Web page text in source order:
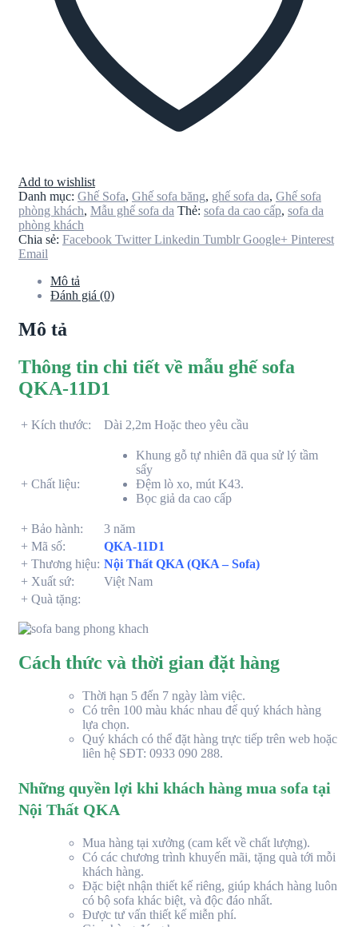
Add to wishlist
Danh mục: Ghế Sofa, Ghế sofa băng, ghế sofa da, Ghế sofa
phòng khách, Mẫu ghế sofa da Thẻ: sofa da cao cấp, sofa da
phòng khách
Chia sẻ: Facebook Twitter Linkedin Tumblr Google+ Pinterest
Email
Mô tả
Đánh giá (0)
Mô tả
Thông tin chi tiết về mẫu ghế sofa
QKA-11D1
+ Kích thước: Dài 2,2m Hoặc theo yêu cầu
+ Chất liệu:
Khung gỗ tự nhiên đã qua sử lý tầm
sấy
Đệm lò xo, mút K43.
Bọc giả da cao cấp
+ Bảo hành:
3 năm
+ Mã số:
QKA-11D1
+ Thương hiệu: Nội Thất QKA (QKA – Sofa)
+ Xuất sứ:
Việt Nam
+ Quà tặng:
Cách thức và thời gian đặt hàng
Thời hạn 5 đến 7 ngày làm việc.
Có trên 100 màu khác nhau để quý khách hàng
lựa chọn.
Quý khách có thể đặt hàng trực tiếp trên web hoặc
liên hệ SĐT: 0933 090 288.
Những quyền lợi khi khách hàng mua sofa tại
Nội Thất QKA
Mua hàng tại xưởng (cam kết về chất lượng).
Có các chương trình khuyến mãi, tặng quà tới mỗi
khách hàng.
Đặc biệt nhận thiết kế riêng, giúp khách hàng luôn
có bộ sofa khác biệt, và độc đáo nhất.
Được tư vấn thiết kế miễn phí.